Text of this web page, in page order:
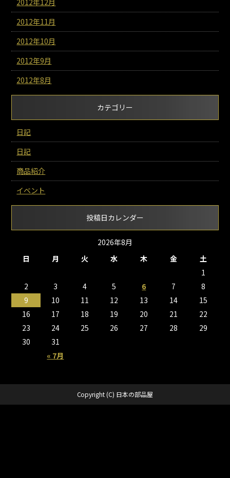
2012年11月
2012年10月
2012年9月
2012年8月
カテゴリー
日記
日記
商品紹介
イベント
投稿日カレンダー
2026年8月
日
月 火 水 木 金 土
« 7月
1
2
3 4 5 6 7
8
9
10 11 12 13 14
15
16
17 18 19 20 21
22
23
24 25 26 27 28
29
30
31
Copyright (C) 日本の部品屋